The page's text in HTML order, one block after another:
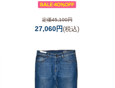
定価45,100円
27,060円(税込)